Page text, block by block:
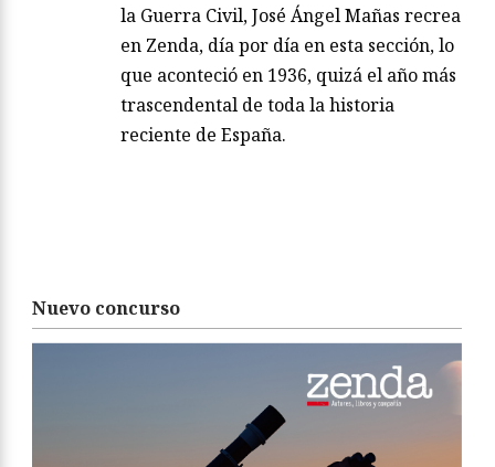
la Guerra Civil, José Ángel Mañas recrea
en Zenda, día por día en esta sección, lo
que aconteció en 1936, quizá el año más
trascendental de toda la historia
reciente de España.
Nuevo concurso